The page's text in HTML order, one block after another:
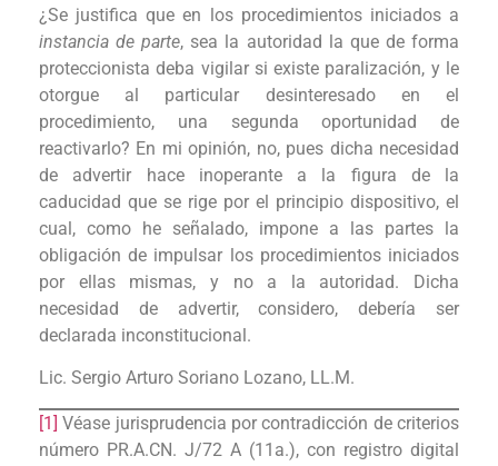
¿Se justifica que en los procedimientos iniciados a
instancia de parte, sea la autoridad la que de forma
proteccionista deba vigilar si existe paralización, y le
otorgue al particular desinteresado en el
procedimiento, una segunda oportunidad de
reactivarlo? En mi opinión, no, pues dicha necesidad
de advertir hace inoperante a la figura de la
caducidad que se rige por el principio dispositivo, el
cual, como he señalado, impone a las partes la
obligación de impulsar los procedimientos iniciados
por ellas mismas, y no a la autoridad. Dicha
necesidad de advertir, considero, debería ser
declarada inconstitucional.
Lic. Sergio Arturo Soriano Lozano, LL.M.
[1] Véase jurisprudencia por contradicción de criterios
número PR.A.CN. J/72 A (11a.), con registro digital